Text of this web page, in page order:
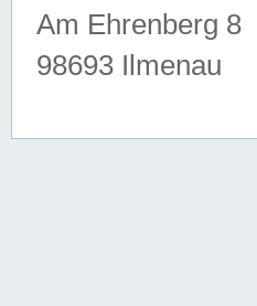
Am Ehrenberg 8
98693 Ilmenau